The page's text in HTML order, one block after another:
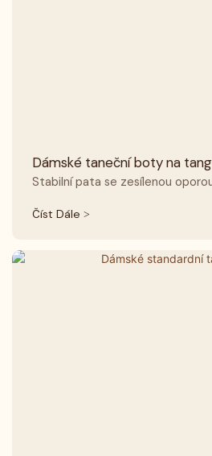
Dámské taneční boty na
Stabilní pata se zesílenou
Číst Dále >